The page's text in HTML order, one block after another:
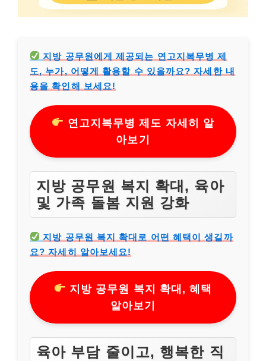
지방 공무원에게 제공되는 연고지복무병 제
도, 누가, 어떻게 활용할 수 있을까요? 자세한 내
용을 확인해 보세요!
연고지복무병 제도 자세히 알
아보기
지방 공무원 복지 확대, 육아
및 가족 돌봄 지원 강화
지방 공무원 복지 확대로 어떤 혜택이 생길까
요? 자세히 알아보세요!
지방 공무원 복지 확대, 혜택
알아보기
육아 부담 줄이고, 행복한 직